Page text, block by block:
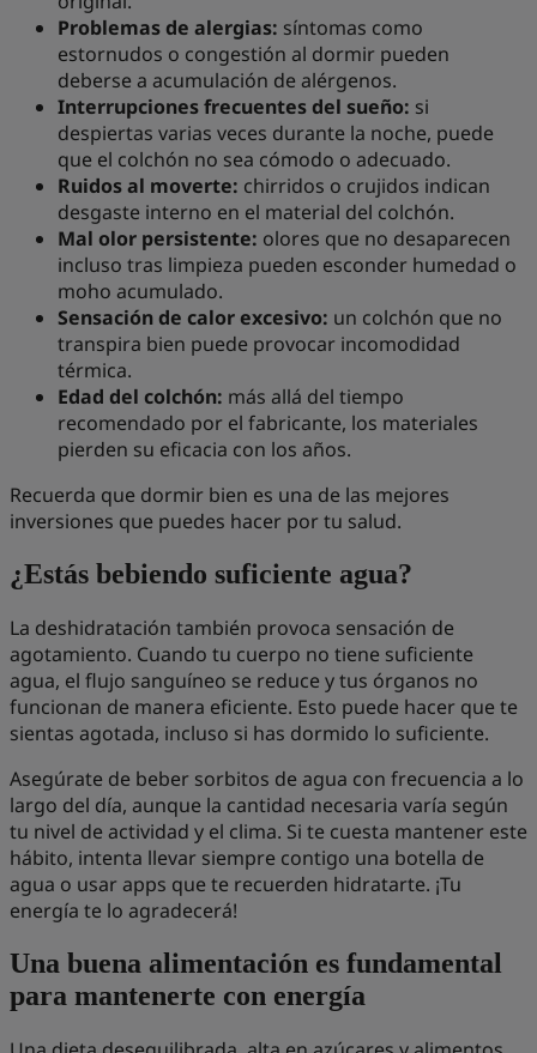
Problemas de alergias: síntomas como
estornudos o congestión al dormir pueden
deberse a acumulación de alérgenos.
Interrupciones frecuentes del sueño: si
despiertas varias veces durante la noche, puede
que el colchón no sea cómodo o adecuado.
Ruidos al moverte: chirridos o crujidos indican
desgaste interno en el material del colchón.
Mal olor persistente: olores que no desaparecen
incluso tras limpieza pueden esconder humedad o
moho acumulado.
Sensación de calor excesivo: un colchón que no
transpira bien puede provocar incomodidad
térmica.
Edad del colchón: más allá del tiempo
recomendado por el fabricante, los materiales
pierden su eficacia con los años.
Recuerda que dormir bien es una de las mejores
inversiones que puedes hacer por tu salud.
¿Estás bebiendo suficiente agua?
La deshidratación también provoca sensación de
agotamiento. Cuando tu cuerpo no tiene suficiente
agua, el flujo sanguíneo se reduce y tus órganos no
funcionan de manera eficiente. Esto puede hacer que te
sientas agotada, incluso si has dormido lo suficiente.
Asegúrate de beber sorbitos de agua con frecuencia a lo
largo del día, aunque la cantidad necesaria varía según
tu nivel de actividad y el clima. Si te cuesta mantener este
hábito, intenta llevar siempre contigo una botella de
agua o usar apps que te recuerden hidratarte. ¡Tu
energía te lo agradecerá!
Una buena alimentación es fundamental
para mantenerte con energía